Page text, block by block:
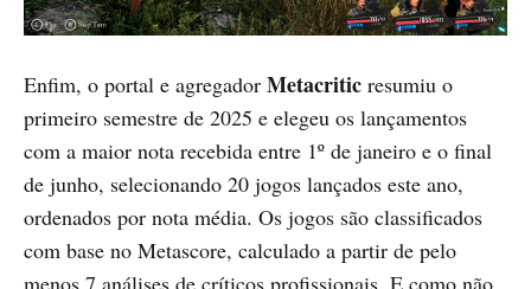
Enfim, o portal e agregador Metacritic resumiu o
primeiro semestre de 2025 e elegeu os lançamentos
com a maior nota recebida entre 1º de janeiro e o final
de junho, selecionando 20 jogos lançados este ano,
ordenados por nota média. Os jogos são classificados
com base no Metascore, calculado a partir de pelo
menos 7 análises de críticos profissionais. E como não